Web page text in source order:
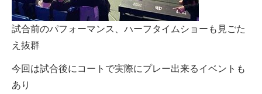
試合前のパフォーマンス、ハーフタイムショーも見ごた
え抜群
今回は試合後にコートで実際にプレー出来るイベントも
あり